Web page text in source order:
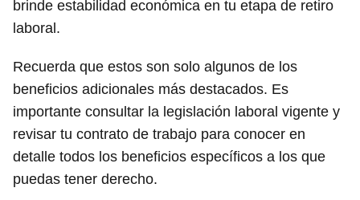
brinde estabilidad económica en tu etapa de retiro
laboral.
Recuerda que estos son solo algunos de los
beneficios adicionales más destacados. Es
importante consultar la legislación laboral vigente y
revisar tu contrato de trabajo para conocer en
detalle todos los beneficios específicos a los que
puedas tener derecho.